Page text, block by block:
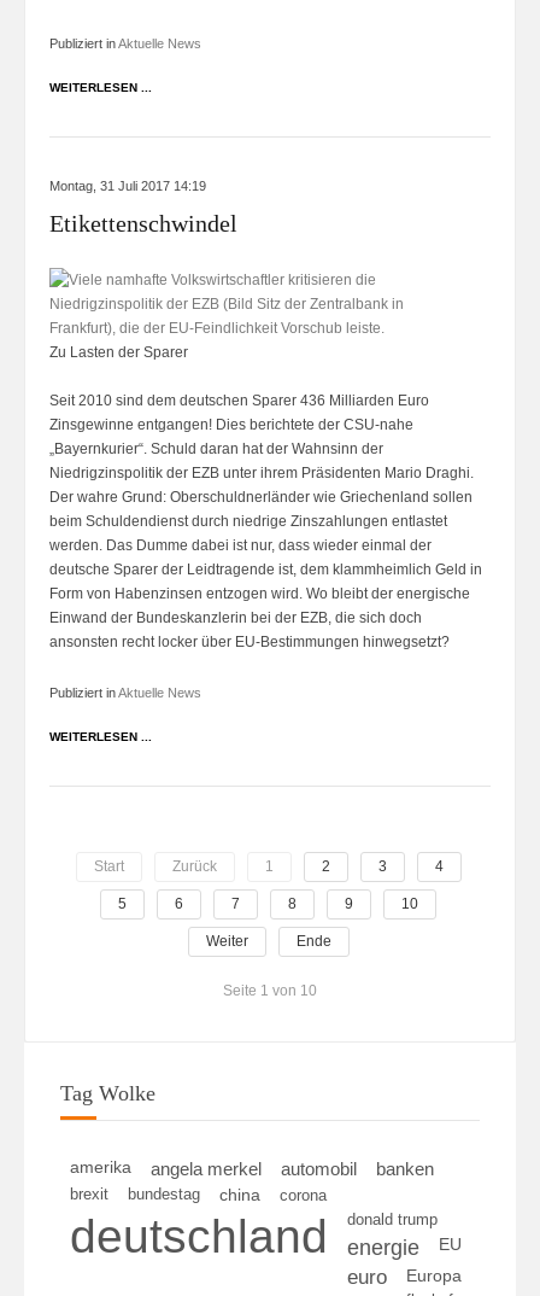
Publiziert inAktuelle News
WEITERLESEN ...
Montag, 31 Juli 2017 14:19
Etikettenschwindel
Zu Lasten der Sparer
Seit 2010 sind dem deutschen Sparer 436 Milliarden Euro
Zinsgewinne entgangen! Dies berichtete der CSU-nahe
„Bayernkurier“. Schuld daran hat der Wahnsinn der
Niedrigzinspolitik der EZB unter ihrem Präsidenten Mario Draghi.
Der wahre Grund: Oberschuldnerländer wie Griechenland sollen
beim Schuldendienst durch niedrige Zinszahlungen entlastet
werden. Das Dumme dabei ist nur, dass wieder einmal der
deutsche Sparer der Leidtragende ist, dem klammheimlich Geld in
Form von Habenzinsen entzogen wird. Wo bleibt der energische
Einwand der Bundeskanzlerin bei der EZB, die sich doch
ansonsten recht locker über EU-Bestimmungen hinwegsetzt?
Publiziert inAktuelle News
WEITERLESEN ...
Start Zurück 1 2 3 4
5 6 7 8 9 10
Weiter Ende
Seite 1 von 10
Tag Wolke
amerika angela merkel automobil banken
brexit bundestag china corona
deutschland donald trump
energie EU
euro Europa